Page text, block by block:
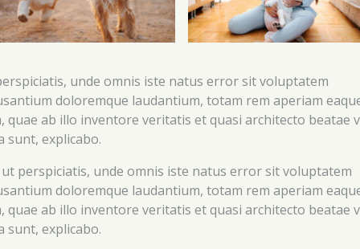
unde omnis iste natus error sit voluptatem
doloremque laudantium, totam rem aperiam
quae ab illo inventore veritatis et quasi architecto beatae
sunt, explicabo.
ut perspiciatis, unde omnis iste natus error sit voluptatem
doloremque laudantium, totam rem aperiam
quae ab illo inventore veritatis et quasi architecto beatae
sunt, explicabo.